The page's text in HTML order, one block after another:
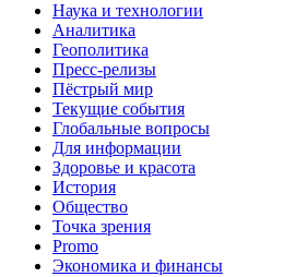
Наука и технологии
Аналитика
Геополитика
Пресс-релизы
Пёстрый мир
Текущие события
Глобальные вопросы
Для информации
Здоровье и красота
История
Общество
Точка зрения
Promo
Экономика и финансы